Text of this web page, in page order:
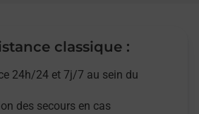
classique :
24h/24 et 7j/7 au sein du
des secours en cas